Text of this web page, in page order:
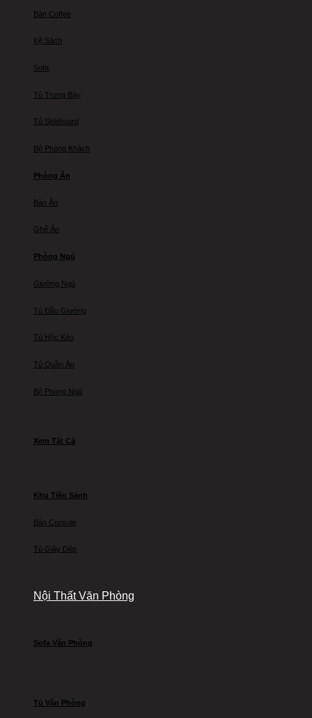
Bàn Coffee
Kệ Sách
Sofa
Tủ Trưng Bày
Tủ Sideboard
Bộ Phòng Khách
Phòng Ăn
Bàn Ăn
Ghế Ăn
Phòng Ngủ
Giường Ngủ
Tủ Đầu Giường
Tủ Hộc Kéo
Tủ Quần Áo
Bộ Phòng Ngủ
Xem Tất Cả
Khu Tiền Sảnh
Bàn Console
Tủ Giày Dép
Nội Thất Văn Phòng
Sofa Văn Phòng
Tủ Văn Phòng